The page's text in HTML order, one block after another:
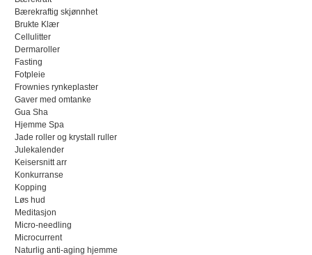
Bærekraftig skjønnhet
Brukte Klær
Cellulitter
Dermaroller
Fasting
Fotpleie
Frownies rynkeplaster
Gaver med omtanke
Gua Sha
Hjemme Spa
Jade roller og krystall ruller
Julekalender
Keisersnitt arr
Konkurranse
Kopping
Løs hud
Meditasjon
Micro-needling
Microcurrent
Naturlig anti-aging hjemme